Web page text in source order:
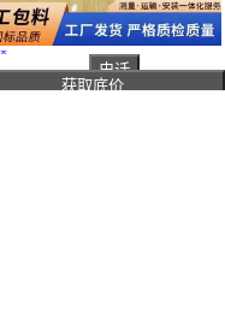
篮球场运动木地板弹性木地板运动场体育地板安装
电话
获取底价